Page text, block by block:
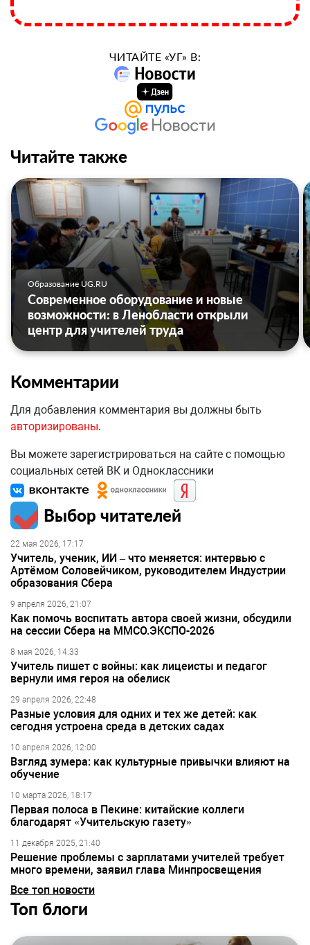
ЧИТАЙТЕ «УГ» В:
Читайте также
Образование UG.RU
Современное оборудование и новые
возможности: в Ленобласти открыли
центр для учителей труда
Комментарии
Для добавления комментария вы должны быть
авторизированы.
Вы можете зарегистрироваться на сайте с помощью
социальных сетей ВК и Одноклассники
Выбор читателей
22 мая 2026, 17:17
Учитель, ученик, ИИ – что меняется: интервью с
Артёмом Соловейчиком, руководителем Индустрии
образования Сбера
9 апреля 2026, 21:07
Как помочь воспитать автора своей жизни, обсудили
на сессии Сбера на ММСО.ЭКСПО-2026
8 мая 2026, 14:33
Учитель пишет с войны: как лицеисты и педагог
вернули имя героя на обелиск
29 апреля 2026, 22:48
Разные условия для одних и тех же детей: как
сегодня устроена среда в детских садах
10 апреля 2026, 12:00
Взгляд зумера: как культурные привычки влияют на
обучение
10 марта 2026, 18:17
Первая полоса в Пекине: китайские коллеги
благодарят «Учительскую газету»
11 декабря 2025, 21:40
Решение проблемы с зарплатами учителей требует
много времени, заявил глава Минпросвещения
Все топ новости
Топ блоги